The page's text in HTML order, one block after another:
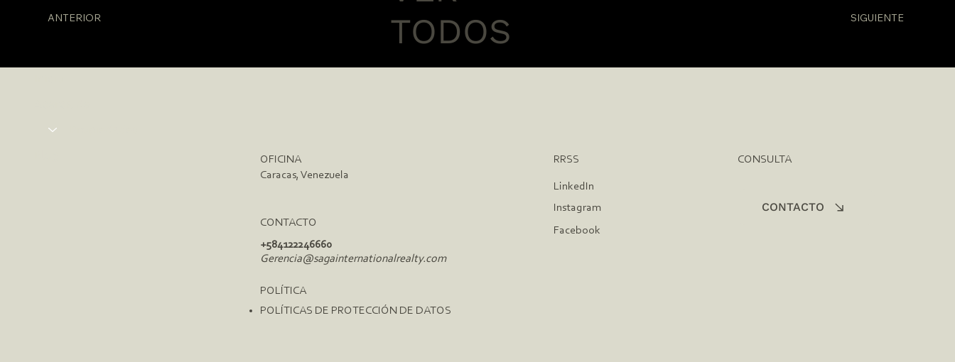
SIGUIENTE
ANTERIOR
TODOS
OFICINA
Caracas, Venezuela
CONTACTO
+584122246660
Gerencia@sagainternationalrealty.com
POLÍTICA
POLÍTICAS DE PROTECCIÓN DE DATOS
RRSS
LinkedIn
Instagram
Facebook
CONSULTA
CONTACTO